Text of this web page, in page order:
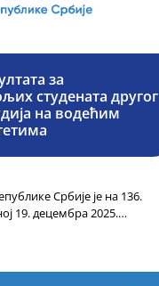
за
студената другог
на водећим
Србије је на 136.
19. децембра 2025.